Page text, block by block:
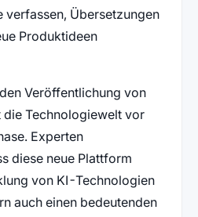
verfassen, Übersetzungen
Produktideen
Veröffentlichung von
die Technologiewelt vor
Experten
diese neue Plattform
von KI-Technologien
auch einen bedeutenden